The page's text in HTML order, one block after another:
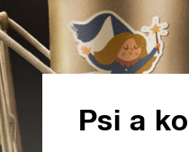
Psi a